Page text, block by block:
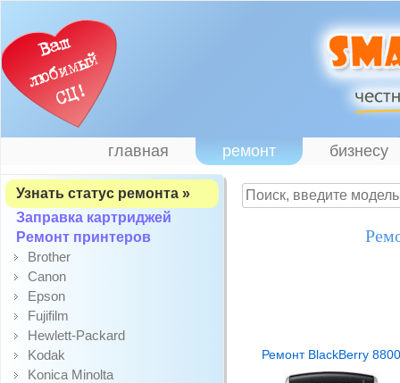
главная ремонт бизнесу
Узнать статус ремонта »
Заправка картриджей
Ремонт принтеров
Brother
Canon
Epson
Fujifilm
Hewlett-Packard
Kodak
Konica Minolta
Ремонт BlackBerry 8800